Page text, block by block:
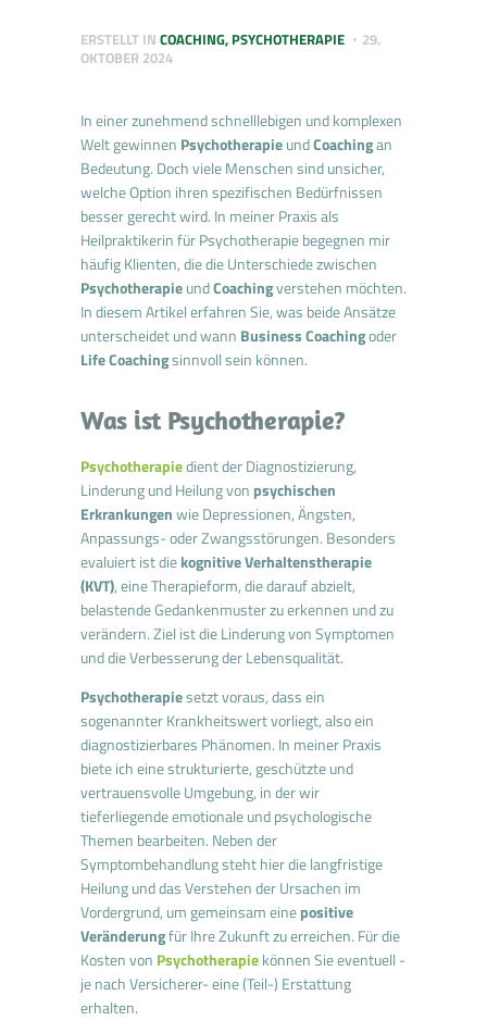
ERSTELLT IN COACHING, PSYCHOTHERAPIE
29.
OKTOBER 2024
In einer zunehmend schnelllebigen und komplexen
Welt gewinnen PsychotherapieundCoachingan
Bedeutung. Doch viele Menschen sind unsicher,
welche Option ihren spezifischen Bedürfnissen
besser gerecht wird. In meiner Praxis als
Heilpraktikerin für Psychotherapie begegnen mir
häufig Klienten, die die Unterschiede zwischen
PsychotherapieundCoachingverstehen möchten.
In diesem Artikel erfahren Sie, was beide Ansätze
unterscheidet und wann Business Coachingoder
Life Coachingsinnvoll sein können.
Was ist Psychotherapie?
Psychotherapiedient der Diagnostizierung,
Linderung und Heilung von psychischen
Erkrankungenwie Depressionen, Ängsten,
Anpassungs- oder Zwangsstörungen. Besonders
evaluiert ist diekognitive Verhaltenstherapie
(KVT), eine Therapieform, die darauf abzielt,
belastende Gedankenmuster zu erkennen und zu
verändern. Ziel ist die Linderung von Symptomen
und die Verbesserung der Lebensqualität.
Psychotherapiesetzt voraus, dass ein
sogenannter Krankheitswert vorliegt, also ein
diagnostizierbares Phänomen. In meiner Praxis
biete ich eine strukturierte, geschützte und
vertrauensvolle Umgebung, in der wir
tieferliegende emotionale und psychologische
Themen bearbeiten. Neben der
Symptombehandlung steht hier die langfristige
Heilung und das Verstehen der Ursachen im
Vordergrund, um gemeinsam einepositive
Veränderungfür Ihre Zukunft zu erreichen. Für die
Kosten von Psychotherapiekönnen Sie eventuell -
je nach Versicherer- eine (Teil-) Erstattung
erhalten.